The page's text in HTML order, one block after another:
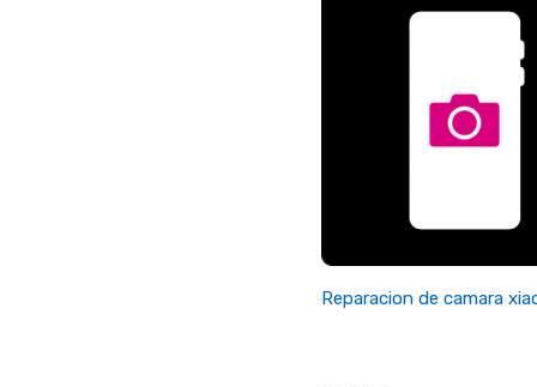
+ Añadir Al Carrito
Reparacion de camara